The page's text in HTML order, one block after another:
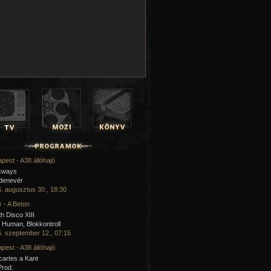
- A38 állóhajó
augusztus 30., 18:30
- A Beton
Disco XIII
Human, Blokkontroll
szeptember 12., 07:15
- A38 állóhajó
a Kant